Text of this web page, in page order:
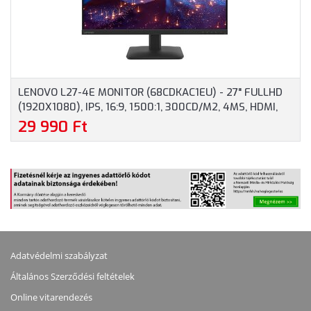
SZÍNBEN
LENOVO L27-4E MONITOR (68CDKAC1EU) - 27" FULLHD
(1920X1080), IPS, 16:9, 1500:1, 300CD/M2, 4MS, HDMI,
VGA, 3 ÉV GARANCIA, FEKETE SZÍNBEN
29 990 Ft
Adatvédelmi szabályzat
Általános Szerződési feltételek
Online vitarendezés